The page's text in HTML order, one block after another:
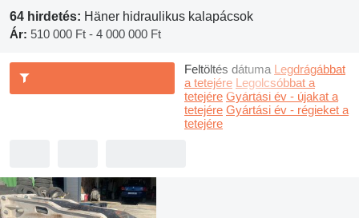
64 hirdetés: Häner hidraulikus kalapácsok
Ár: 510 000 Ft - 4 000 000 Ft
Feltöltés dátuma Legdrágábbat
a tetejére Legolcsóbbat a
tetejére Gyártási év - újakat a
tetejére Gyártási év - régieket a
tetejére